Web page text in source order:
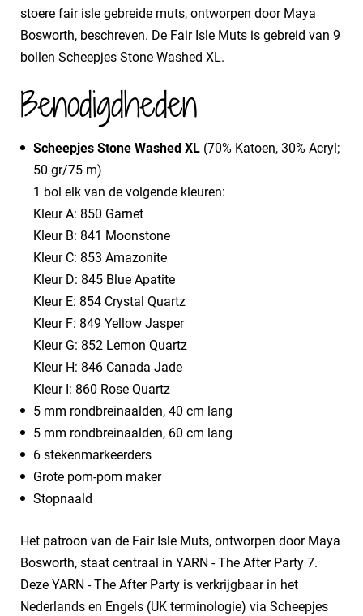
stoere fair isle gebreide muts, ontworpen door Maya
Bosworth, beschreven. De Fair Isle Muts is gebreid van 9
bollen Scheepjes Stone Washed XL.
Benodigdheden
Scheepjes Stone Washed XL (70% Katoen, 30% Acryl;
50 gr/75 m)
1 bol elk van de volgende kleuren:
Kleur A: 850 Garnet
Kleur B: 841 Moonstone
Kleur C: 853 Amazonite
Kleur D: 845 Blue Apatite
Kleur E: 854 Crystal Quartz
Kleur F: 849 Yellow Jasper
Kleur G: 852 Lemon Quartz
Kleur H: 846 Canada Jade
Kleur I: 860 Rose Quartz
5 mm rondbreinaalden, 40 cm lang
5 mm rondbreinaalden, 60 cm lang
6 stekenmarkeerders
Grote pom-pom maker
Stopnaald
Het patroon van de Fair Isle Muts, ontworpen door Maya
Bosworth, staat centraal in YARN - The After Party 7.
Deze YARN - The After Party is verkrijgbaar in het
Nederlands en Engels (UK terminologie) via Scheepjes